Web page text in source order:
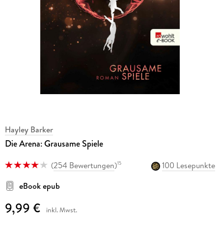
Hayley Barker
Die Arena: Grausame Spiele
(254 Bewertungen)15
100 Lesepunkte
eBook epub
9,99 € inkl. Mwst.